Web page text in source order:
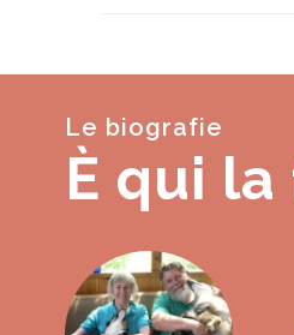
Le biografie
È qui